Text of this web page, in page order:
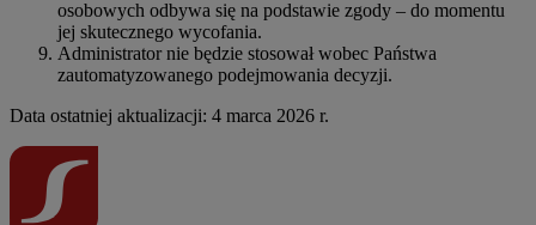
osobowych odbywa się na podstawie zgody – do momentu
jej skutecznego wycofania.
Administrator nie będzie stosował wobec Państwa
zautomatyzowanego podejmowania decyzji.
Data ostatniej aktualizacji: 4 marca 2026 r.